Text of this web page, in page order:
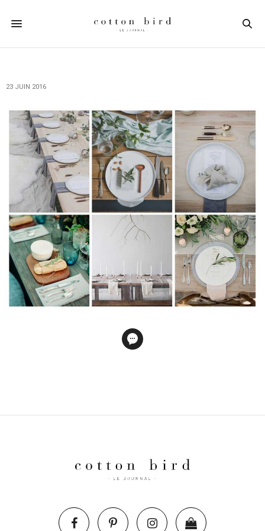
23 JUIN 2016